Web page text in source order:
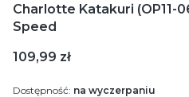
Charlotte Katakuri (OP11-
Speed
Cena
109,99 zł
Dostępność: na wyczerpaniu